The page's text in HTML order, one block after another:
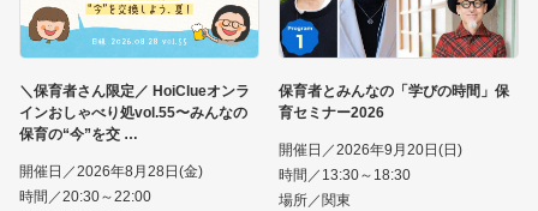
＼保育者さん限定／ HoiClueオンラ
インおしゃべり処vol.55〜みんなの
保育の“今”を交
開催日／2026年8月28日(金)
時間／20:30～22:00
保育者とみんなの「学びの時間」保
育セミナー2026
開催日／2026年9月20日(日)
時間／13:30～18:30
場所／関東